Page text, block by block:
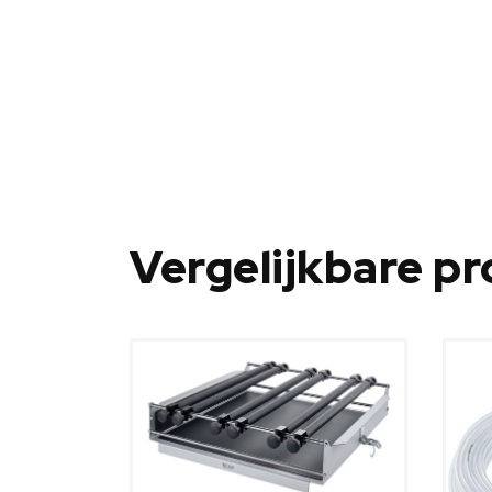
Vergelijkbare